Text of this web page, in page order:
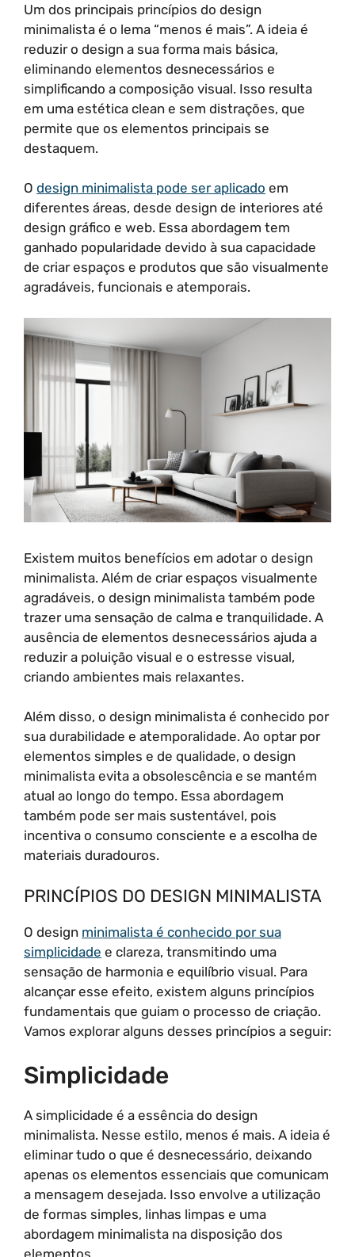
Um dos principais princípios do design
minimalista é o lema “menos é mais”. A ideia é
reduzir o design a sua forma mais básica,
eliminando elementos desnecessários e
simplificando a composição visual. Isso resulta
em uma estética clean e sem distrações, que
permite que os elementos principais se
destaquem.
O design minimalista pode ser aplicado em
diferentes áreas, desde design de interiores até
design gráfico e web. Essa abordagem tem
ganhado popularidade devido à sua capacidade
de criar espaços e produtos que são visualmente
agradáveis, funcionais e atemporais.
Existem muitos benefícios em adotar o design
minimalista. Além de criar espaços visualmente
agradáveis, o design minimalista também pode
trazer uma sensação de calma e tranquilidade. A
ausência de elementos desnecessários ajuda a
reduzir a poluição visual e o estresse visual,
criando ambientes mais relaxantes.
Além disso, o design minimalista é conhecido por
sua durabilidade e atemporalidade. Ao optar por
elementos simples e de qualidade, o design
minimalista evita a obsolescência e se mantém
atual ao longo do tempo. Essa abordagem
também pode ser mais sustentável, pois
incentiva o consumo consciente e a escolha de
materiais duradouros.
PRINCÍPIOS DO DESIGN MINIMALISTA
O design minimalista é conhecido por sua
simplicidade e clareza, transmitindo uma
sensação de harmonia e equilíbrio visual. Para
alcançar esse efeito, existem alguns princípios
fundamentais que guiam o processo de criação.
Vamos explorar alguns desses princípios a seguir:
Simplicidade
A simplicidade é a essência do design
minimalista. Nesse estilo, menos é mais. A ideia é
eliminar tudo o que é desnecessário, deixando
apenas os elementos essenciais que comunicam
a mensagem desejada. Isso envolve a utilização
de formas simples, linhas limpas e uma
abordagem minimalista na disposição dos